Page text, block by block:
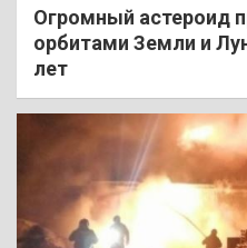
Огромный астероид
орбитами Земли и
лет